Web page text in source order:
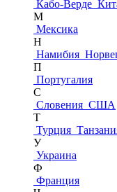
Кабо-Верде
М
Мексика
Н
Намибия
П
Португалия
С
Словения США
Т
Турция
У
Украина
Ф
Франция